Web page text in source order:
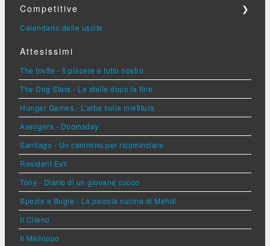
Competitive ❯
Calendario delle uscite
Attesissimi
The Invite - Il piacere è tutto nostro
The Dog Stars - Le stelle dopo la fine
Hunger Games - L'alba sulla mietitura
Avengers - Doomsday
Santiago - Un cammino per ricominciare
Resident Evil
Tony - Diario di un giovane cuoco
Spezie e Bugie - La piccola cucina di Mehdi
Il Cileno
Il Malloppo